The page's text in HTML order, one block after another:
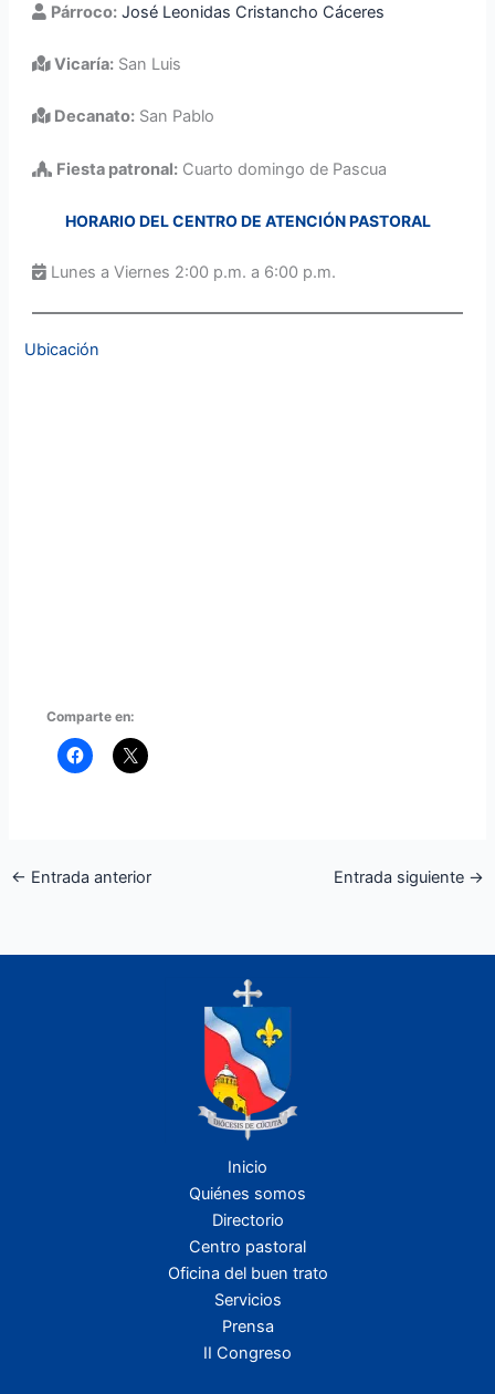
Párroco: José Leonidas Cristancho Cáceres
Vicaría:San Luis
Decanato:San Pablo
Fiesta patronal:Cuarto domingo de Pascua
HORARIO DEL CENTRO DE ATENCIÓN PASTORAL
Lunes a Viernes 2:00 p.m. a 6:00 p.m.
Ubicación
Comparte en:
← Entrada anterior Entrada siguiente →
Inicio
Quiénes somos
Directorio
Centro pastoral
Oficina del buen trato
Servicios
Prensa
II Congreso